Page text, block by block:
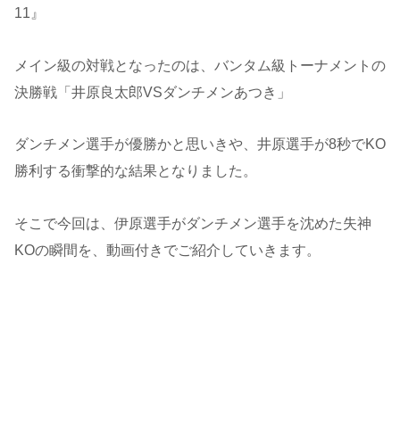
11』
メイン級の対戦となったのは、バンタム級トーナメントの
決勝戦「井原良太郎VSダンチメンあつき」
ダンチメン選手が優勝かと思いきや、井原選手が8秒でKO
勝利する衝撃的な結果となりました。
そこで今回は、伊原選手がダンチメン選手を沈めた失神
KOの瞬間を、動画付きでご紹介していきます。